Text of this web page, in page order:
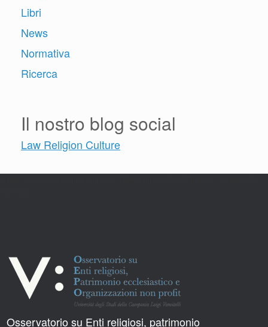
Libri
News
Normativa
Ricerca
Il nostro blog social
Law Religion Culture
Osservatorio su Enti religiosi, patrimonio